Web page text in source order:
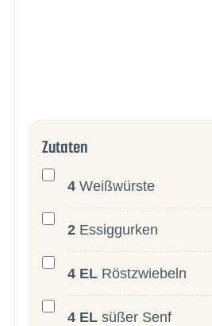
Zutaten
4 Weißwürste
2 Essiggurken
4 EL Röstzwiebeln
4 EL süßer Senf